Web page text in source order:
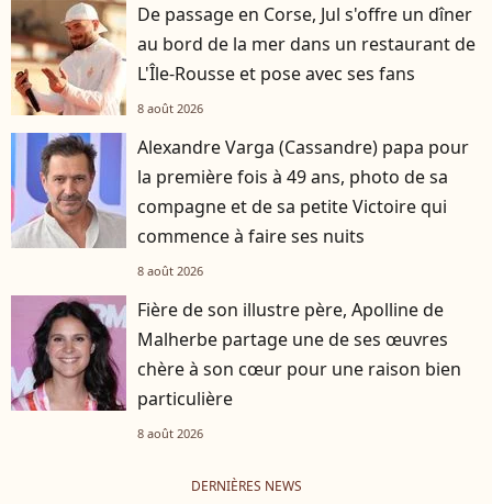
De passage en Corse, Jul s'offre un dîner
au bord de la mer dans un restaurant de
L'Île-Rousse et pose avec ses fans
8 août 2026
Alexandre Varga (Cassandre) papa pour
la première fois à 49 ans, photo de sa
compagne et de sa petite Victoire qui
commence à faire ses nuits
8 août 2026
Fière de son illustre père, Apolline de
Malherbe partage une de ses œuvres
chère à son cœur pour une raison bien
particulière
8 août 2026
DERNIÈRES NEWS